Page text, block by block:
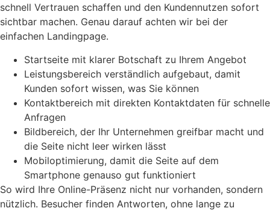
schnell Vertrauen schaffen und den Kundennutzen sofort
sichtbar machen. Genau darauf achten wir bei der
einfachen Landingpage.
Startseite mit klarer Botschaft zu Ihrem Angebot
Leistungsbereich verständlich aufgebaut, damit
Kunden sofort wissen, was Sie können
Kontaktbereich mit direkten Kontaktdaten für schnelle
Anfragen
Bildbereich, der Ihr Unternehmen greifbar macht und
die Seite nicht leer wirken lässt
Mobiloptimierung, damit die Seite auf dem
Smartphone genauso gut funktioniert
So wird Ihre Online-Präsenz nicht nur vorhanden, sondern
nützlich. Besucher finden Antworten, ohne lange zu